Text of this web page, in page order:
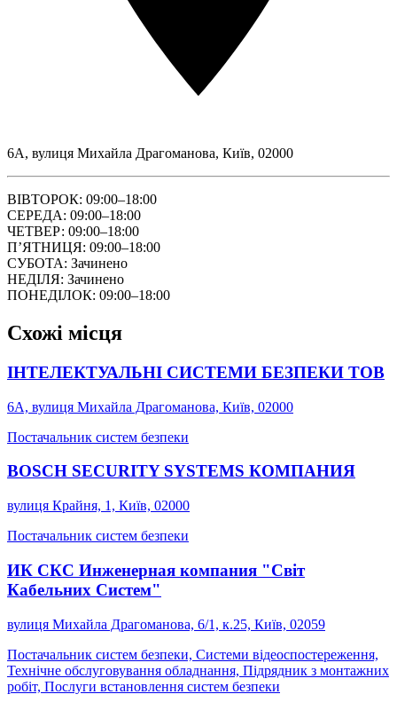
6A, вулиця Михайла Драгоманова, Київ, 02000
ВІВТОРОК: 09:00–18:00
СЕРЕДА: 09:00–18:00
ЧЕТВЕР: 09:00–18:00
ПʼЯТНИЦЯ: 09:00–18:00
СУБОТА: Зачинено
НЕДІЛЯ: Зачинено
ПОНЕДІЛОК: 09:00–18:00
Схожі місця
ІНТЕЛЕКТУАЛЬНІ СИСТЕМИ БЕЗПЕКИ ТОВ
6A, вулиця Михайла Драгоманова, Київ, 02000
Постачальник систем безпеки
BOSCH SECURITY SYSTEMS КОМПАНИЯ
вулиця Крайня, 1, Київ, 02000
Постачальник систем безпеки
ИК СКС Инженерная компания "Світ
Кабельних Систем"
вулиця Михайла Драгоманова, 6/1, к.25, Київ, 02059
Постачальник систем безпеки, Системи відеоспостереження,
Технічне обслуговування обладнання, Підрядник з монтажних
робіт, Послуги встановлення систем безпеки